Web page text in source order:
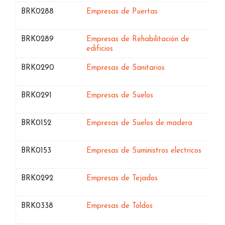
BRK0288 Bases de datos de
Empresas de Puertas
BRK0289 Bases de datos de
Empresas de Rehabilitación de
edificios
BRK0290 Bases de datos de
Empresas de Sanitarios
BRK0291 Bases de datos de
Empresas de Suelos
BRK0152 Bases de datos de
Empresas de Suelos de madera
BRK0153 Bases de datos de
Empresas de Suministros electricos
BRK0292 Bases de datos de
Empresas de Tejados
BRK0338 Bases de datos de
Empresas de Toldos